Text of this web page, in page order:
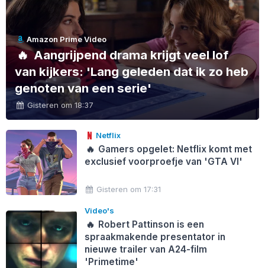
Amazon Prime Video
🔥Aangrijpend drama krijgt veel lof
van kijkers: 'Lang geleden dat ik zo heb
genoten van een serie'
Gisteren om 18:37
Netflix
🔥 Gamers opgelet: Netflix komt met
exclusief voorproefje van 'GTA VI'
Gisteren om 17:31
Video's
🔥 Robert Pattinson is een
spraakmakende presentator in
nieuwe trailer van A24-film
'Primetime'